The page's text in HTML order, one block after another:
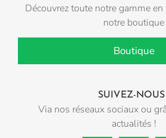
Découvrez toute notre gamme
notre boutique
Boutique
SUIVEZ-NOUS
Via nos réseaux sociaux ou
actualités !